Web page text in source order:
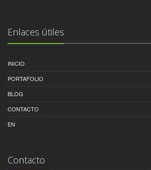
Enlaces útiles
INICIO
PORTAFOLIO
BLOG
CONTACTO
EN
Contacto